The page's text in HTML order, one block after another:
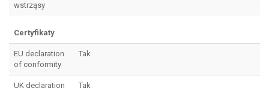
wstrząsy
Certyfikaty
EU declaration
of conformity
Tak
UK declaration
Tak